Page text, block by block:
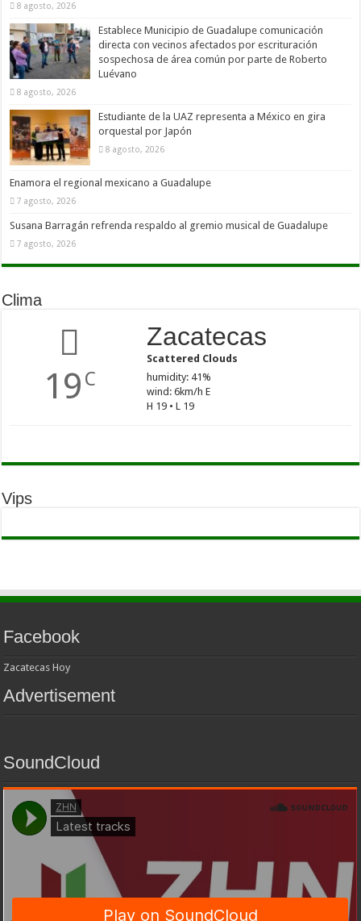
8 agosto, 2026
Establece Municipio de Guadalupe comunicación
directa con vecinos afectados por escrituración
sospechosa de área común por parte de Roberto
Luévano
8 agosto, 2026
Estudiante de la UAZ representa a México en gira
orquestal por Japón
8 agosto, 2026
Enamora el regional mexicano a Guadalupe
7 agosto, 2026
Susana Barragán refrenda respaldo al gremio musical de Guadalupe
7 agosto, 2026
Clima
19 C
Zacatecas
Scattered Clouds
humidity: 41%
wind: 6km/h E
H 19 • L 19
Vips
Facebook
Zacatecas Hoy
Advertisement
SoundCloud